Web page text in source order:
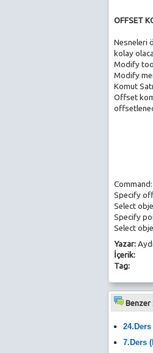
OFFSET
Nesneleri
kolay
Modify
Modify
Komut
Offset
Specify
Select
Specify
Select
Yazar:
İçerik:
Tag:
Benzer
24.Ders
7.Ders